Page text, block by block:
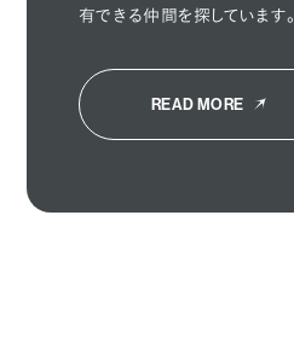
有できる仲間を探しています。
READ MORE